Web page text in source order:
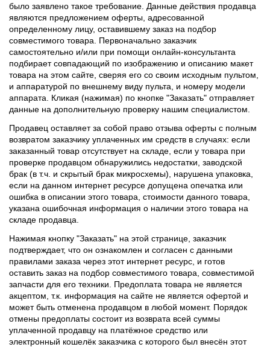
было заявлено такое требование. Данные действия продавца
являются предложением оферты, адресованной
определенному лицу, оставившему заказ на подбор
совместимого товара. Первоначально заказчик
самостоятельно и/или при помощи онлайн-консультанта
подбирает совпадающий по изображению и описанию макет
товара на этом сайте, сверяя его со своим исходным пультом,
и аппаратурой по внешнему виду пульта, и номеру модели
аппарата. Кликая (нажимая) по кнопке "Заказать" отправляет
данные на дополнительную проверку нашим специалистом.
Продавец оставляет за собой право отзыва оферты с полным
возвратом заказчику уплаченных им средств в случаях: если
заказанный товар отсутствует на складе, если у товара при
проверке продавцом обнаружились недостатки, заводской
брак (в т.ч. и скрытый брак микросхемы), нарушена упаковка,
если на данном интернет ресурсе допущена опечатка или
ошибка в описании этого товара, стоимости данного товара,
указана ошибочная информация о наличии этого товара на
складе продавца.
Нажимая кнопку "Заказать" на этой странице, заказчик
подтверждает, что он ознакомлен и согласен с данными
правилами заказа через этот интернет ресурс, и готов
оставить заказ на подбор совместимого товара, совместимой
запчасти для его техники. Предоплата товара не является
акцептом, т.к. информация на сайте не является офертой и
может быть отменена продавцом в любой момент. Порядок
отмены предоплаты состоит из возврата всей суммы
уплаченной продавцу на платёжное средство или
электронный кошелёк заказчика с которого был внесён этот